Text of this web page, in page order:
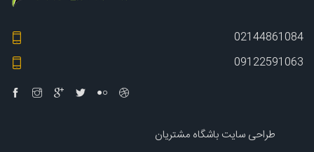
02144861084
09122591063
طراحی سایت باشگاه مشتریان